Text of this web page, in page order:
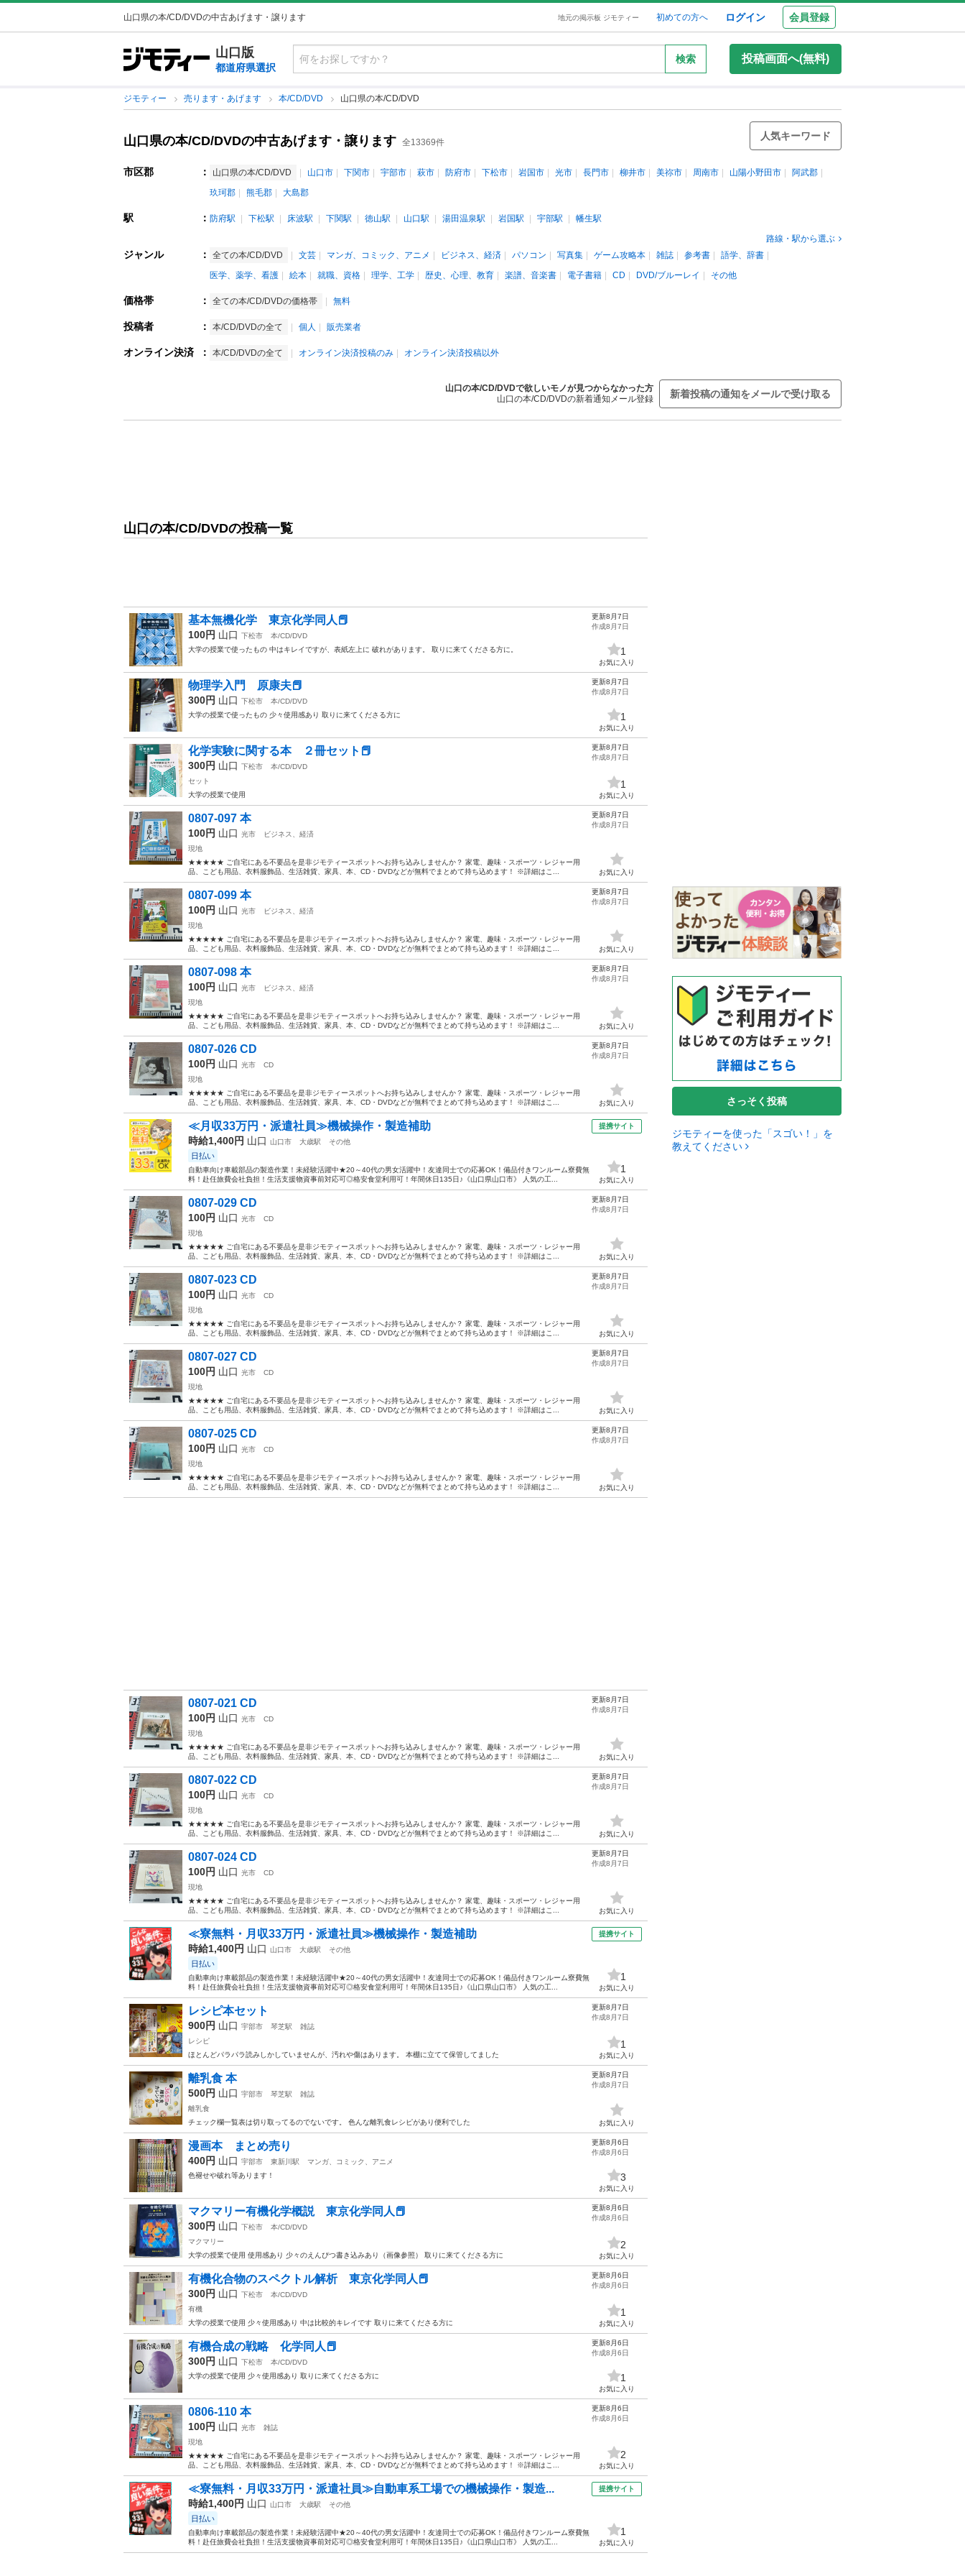
山口県の本/CD/DVDの中古あげます・譲ります 地元の掲示板 ジモティー 初めての方へ ログイン 会員登録
山口版
都道府県選択
検索 投稿画面へ(無料)
ジモティー 売ります・あげます 本/CD/DVD 山口県の本/CD/DVD
山口県の本/CD/DVDの中古あげます・譲ります 全13369件
人気キーワード
市区郡 ： 山口県の本/CD/DVD 山口市 下関市 宇部市 萩市 防府市 下松市 岩国市 光市 長門市 柳井市 美祢市 周南市 山陽小野田市
阿武郡
玖珂郡
熊毛郡 大島郡
駅 ： 防府駅 下松駅 床波駅 下関駅 徳山駅 山口駅 湯田温泉駅 岩国駅 宇部駅
幡生駅
路線・駅から選ぶ
ジャンル ： 全ての本/CD/DVD 文芸 マンガ、コミック、アニメ ビジネス、経済 パソコン 写真集 ゲーム攻略本 雑誌 参考書
語学、辞書
医学、薬学、看護
絵本 就職、資格 理学、工学 歴史、心理、教育 楽譜、音楽書 電子書籍 CD DVD/ブルーレイ その他
価格帯 ： 全ての本/CD/DVDの価格帯 無料
投稿者 ： 本/CD/DVDの全て 個人 販売業者
オンライン決済 ： 本/CD/DVDの全て オンライン決済投稿のみ オンライン決済投稿以外
山口の本/CD/DVDで欲しいモノが見つからなかった方
山口の本/CD/DVDの新着通知メール登録
新着投稿の通知をメールで受け取る
山口の本/CD/DVDの投稿一覧
基本無機化学 東京化学同人📕
100円 山口 下松市
本/CD/DVD
大学の授業で使ったもの 中はキレイですが、表紙左上に 破れがあります。 取りに来てくださる方に。
更新8月7日
作成8月7日
1
お気に入り
物理学入門 原康夫📕
300円 山口 下松市
本/CD/DVD
大学の授業で使ったもの 少々使用感あり 取りに来てくださる方に
更新8月7日
作成8月7日
1
お気に入り
化学実験に関する本 ２冊セット📕
300円 山口 下松市
本/CD/DVD
セット
大学の授業で使用
更新8月7日
作成8月7日
1
お気に入り
0807-097 本
100円 山口 光市
ビジネス、経済
現地
★★★★★ ご自宅にある不要品を是非ジモティースポットへお持ち込みしませんか？ 家電、趣味・スポーツ・レジャー用
品、こども用品、衣料服飾品、生活雑貨、家具、本、CD・DVDなどが無料でまとめて持ち込めます！ ※詳細はこ...
更新8月7日
作成8月7日
お気に入り
0807-099 本
100円 山口 光市
ビジネス、経済
現地
★★★★★ ご自宅にある不要品を是非ジモティースポットへお持ち込みしませんか？ 家電、趣味・スポーツ・レジャー用
品、こども用品、衣料服飾品、生活雑貨、家具、本、CD・DVDなどが無料でまとめて持ち込めます！ ※詳細はこ...
更新8月7日
作成8月7日
お気に入り
0807-098 本
100円 山口 光市
ビジネス、経済
現地
★★★★★ ご自宅にある不要品を是非ジモティースポットへお持ち込みしませんか？ 家電、趣味・スポーツ・レジャー用
品、こども用品、衣料服飾品、生活雑貨、家具、本、CD・DVDなどが無料でまとめて持ち込めます！ ※詳細はこ...
更新8月7日
作成8月7日
お気に入り
0807-026 CD
100円 山口 光市
CD
現地
★★★★★ ご自宅にある不要品を是非ジモティースポットへお持ち込みしませんか？ 家電、趣味・スポーツ・レジャー用
品、こども用品、衣料服飾品、生活雑貨、家具、本、CD・DVDなどが無料でまとめて持ち込めます！ ※詳細はこ...
更新8月7日
作成8月7日
お気に入り
≪月収33万円・派遣社員≫機械操作・製造補助
時給1,400円 山口 山口市 大歳駅 その他
日払い
自動車向け車載部品の製造作業！未経験活躍中★20～40代の男女活躍中！友達同士での応募OK！備品付きワンルーム寮費無
料！赴任旅費会社負担！生活支援物資事前対応可◎格安食堂利用可！年間休日135日♪《山口県山口市》 人気の工...
提携サイト
1
お気に入り
0807-029 CD
100円 山口 光市
CD
現地
★★★★★ ご自宅にある不要品を是非ジモティースポットへお持ち込みしませんか？ 家電、趣味・スポーツ・レジャー用
品、こども用品、衣料服飾品、生活雑貨、家具、本、CD・DVDなどが無料でまとめて持ち込めます！ ※詳細はこ...
更新8月7日
作成8月7日
お気に入り
0807-023 CD
100円 山口 光市
CD
現地
★★★★★ ご自宅にある不要品を是非ジモティースポットへお持ち込みしませんか？ 家電、趣味・スポーツ・レジャー用
品、こども用品、衣料服飾品、生活雑貨、家具、本、CD・DVDなどが無料でまとめて持ち込めます！ ※詳細はこ...
更新8月7日
作成8月7日
お気に入り
0807-027 CD
100円 山口 光市
CD
現地
★★★★★ ご自宅にある不要品を是非ジモティースポットへお持ち込みしませんか？ 家電、趣味・スポーツ・レジャー用
品、こども用品、衣料服飾品、生活雑貨、家具、本、CD・DVDなどが無料でまとめて持ち込めます！ ※詳細はこ...
更新8月7日
作成8月7日
お気に入り
0807-025 CD
100円 山口 光市
CD
現地
★★★★★ ご自宅にある不要品を是非ジモティースポットへお持ち込みしませんか？ 家電、趣味・スポーツ・レジャー用
品、こども用品、衣料服飾品、生活雑貨、家具、本、CD・DVDなどが無料でまとめて持ち込めます！ ※詳細はこ...
更新8月7日
作成8月7日
お気に入り
0807-021 CD
100円 山口 光市
CD
現地
★★★★★ ご自宅にある不要品を是非ジモティースポットへお持ち込みしませんか？ 家電、趣味・スポーツ・レジャー用
品、こども用品、衣料服飾品、生活雑貨、家具、本、CD・DVDなどが無料でまとめて持ち込めます！ ※詳細はこ...
更新8月7日
作成8月7日
お気に入り
0807-022 CD
100円 山口 光市
CD
現地
★★★★★ ご自宅にある不要品を是非ジモティースポットへお持ち込みしませんか？ 家電、趣味・スポーツ・レジャー用
品、こども用品、衣料服飾品、生活雑貨、家具、本、CD・DVDなどが無料でまとめて持ち込めます！ ※詳細はこ...
更新8月7日
作成8月7日
お気に入り
0807-024 CD
100円 山口 光市
CD
現地
★★★★★ ご自宅にある不要品を是非ジモティースポットへお持ち込みしませんか？ 家電、趣味・スポーツ・レジャー用
品、こども用品、衣料服飾品、生活雑貨、家具、本、CD・DVDなどが無料でまとめて持ち込めます！ ※詳細はこ...
更新8月7日
作成8月7日
お気に入り
≪寮無料・月収33万円・派遣社員≫機械操作・製造補助
時給1,400円 山口 山口市 大歳駅 その他
日払い
自動車向け車載部品の製造作業！未経験活躍中★20～40代の男女活躍中！友達同士での応募OK！備品付きワンルーム寮費無
料！赴任旅費会社負担！生活支援物資事前対応可◎格安食堂利用可！年間休日135日♪《山口県山口市》 人気の工...
提携サイト
1
お気に入り
レシピ本セット
900円 山口 宇部市 琴芝駅
雑誌
レシピ
ほとんどパラパラ読みしかしていませんが、汚れや傷はあります。 本棚に立てて保管してました
更新8月7日
作成8月7日
1
お気に入り
離乳食 本
500円 山口 宇部市 琴芝駅
雑誌
離乳食
チェック欄一覧表は切り取ってるのでないです。 色んな離乳食レシピがあり便利でした
更新8月7日
作成8月7日
お気に入り
漫画本 まとめ売り
400円 山口 宇部市 東新川駅
マンガ、コミック、アニメ
色褪せや破れ等あります！
更新8月6日
作成8月6日
3
お気に入り
マクマリー有機化学概説 東京化学同人📕
300円 山口 下松市
本/CD/DVD
マクマリー
大学の授業で使用 使用感あり 少々のえんぴつ書き込みあり（画像参照） 取りに来てくださる方に
更新8月6日
作成8月6日
2
お気に入り
有機化合物のスペクトル解析 東京化学同人📕
300円 山口 下松市
本/CD/DVD
有機
大学の授業で使用 少々使用感あり 中は比較的キレイです 取りに来てくださる方に
更新8月6日
作成8月6日
1
お気に入り
有機合成の戦略 化学同人📕
300円 山口 下松市
本/CD/DVD
大学の授業で使用 少々使用感あり 取りに来てくださる方に
更新8月6日
作成8月6日
1
お気に入り
0806-110 本
100円 山口 光市
雑誌
現地
★★★★★ ご自宅にある不要品を是非ジモティースポットへお持ち込みしませんか？ 家電、趣味・スポーツ・レジャー用
品、こども用品、衣料服飾品、生活雑貨、家具、本、CD・DVDなどが無料でまとめて持ち込めます！ ※詳細はこ...
更新8月6日
作成8月6日
2
お気に入り
≪寮無料・月収33万円・派遣社員≫自動車系工場での機械操作・製造...
時給1,400円 山口 山口市 大歳駅 その他
日払い
自動車向け車載部品の製造作業！未経験活躍中★20～40代の男女活躍中！友達同士での応募OK！備品付きワンルーム寮費無
料！赴任旅費会社負担！生活支援物資事前対応可◎格安食堂利用可！年間休日135日♪《山口県山口市》 人気の工...
提携サイト
1
お気に入り
さっそく投稿
ジモティーを使った「スゴい！」を
教えてください